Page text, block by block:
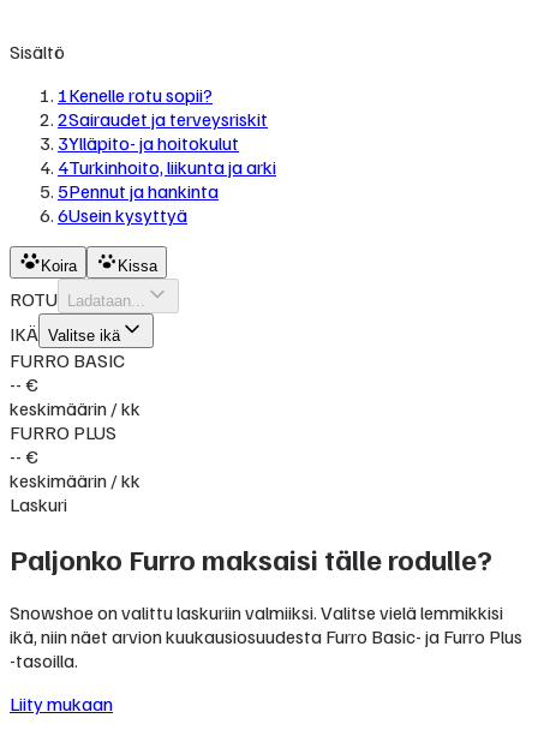
Sisältö
1Kenelle rotu sopii?
2Sairaudet ja terveysriskit
3Ylläpito- ja hoitokulut
4Turkinhoito, liikunta ja arki
5Pennut ja hankinta
6Usein kysyttyä
Koira Kissa
ROTU Ladataan...
IKÄ Valitse ikä
FURRO BASIC
-- €
keskimäärin / kk
FURRO PLUS
-- €
keskimäärin / kk
Laskuri
Paljonko Furro maksaisi tälle rodulle?
Snowshoe on valittu laskuriin valmiiksi. Valitse vielä lemmikkisi
ikä, niin näet arvion kuukausiosuudesta Furro Basic- ja Furro Plus
-tasoilla.
Liity mukaan